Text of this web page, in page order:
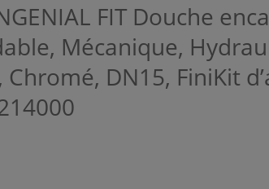
FIT Douche
Mécanique,
DN15, FiniKit